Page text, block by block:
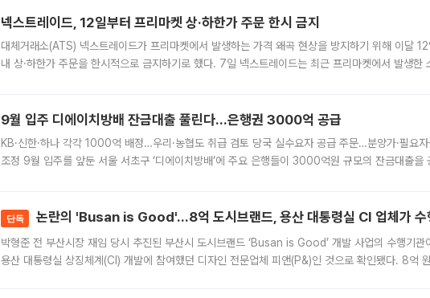
넥스트레이드, 12일부터 프리마켓 상·하한가 주문 한시 금지
대체거래소(ATS) 넥스트레이드가 프리마켓에서 발생하는 가격 왜곡 현상을 방지하기 위해 이달
내 상·하한가 주문을 한시적으로 금지하기로 했다. 7일 넥스트레이드는 최근 프리마켓에서 발생한
9월 입주 디에이치방배 잔금대출 풀린다…은행권 3000억 공급
KB·신한·하나 각각 1000억 배정…우리·농협도 취급 검토 당국 실수요자 공급 주문…분양가·필요
조정 9월 입주를 앞둔 서울 서초구 ‘디에이치방배’에 주요 은행들이 3000억원 규모의 잔금대출을
단독 논란의 'Busan is Good'…8억 도시브랜드, 용산 대통령실 CI 업체가 수
박형준 전 부산시장 재임 당시 추진된 부산시 도시브랜드 ‘Busan is Good’ 개발 사업의 수행기관
용산 대통령실 상징체계(CI) 개발에 참여했던 디자인 전문업체 피앤(P&)인 것으로 확인됐다. 8억